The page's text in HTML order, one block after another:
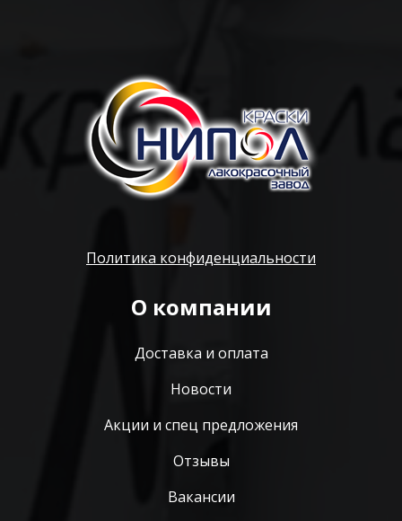
Политика конфиденциальности
О компании
Доставка и оплата
Новости
Акции и спец предложения
Отзывы
Вакансии